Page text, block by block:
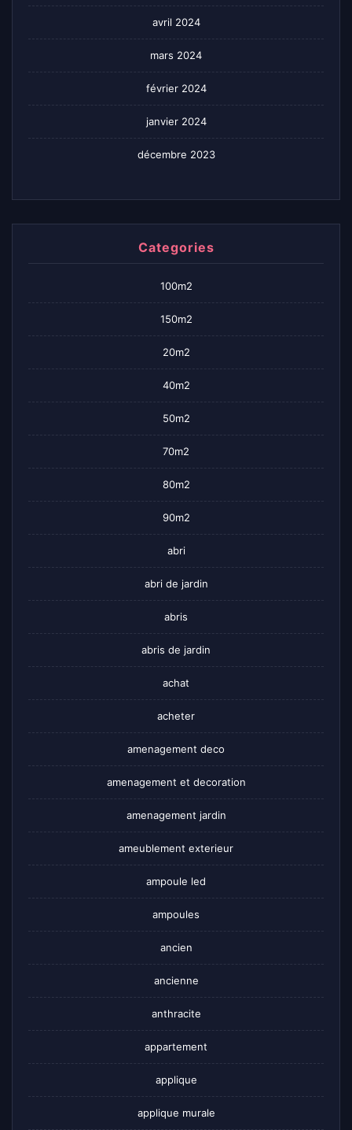
avril 2024
mars 2024
février 2024
janvier 2024
décembre 2023
Categories
100m2
150m2
20m2
40m2
50m2
70m2
80m2
90m2
abri
abri de jardin
abris
abris de jardin
achat
acheter
amenagement deco
amenagement et decoration
amenagement jardin
ameublement exterieur
ampoule led
ampoules
ancien
ancienne
anthracite
appartement
applique
applique murale